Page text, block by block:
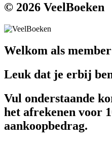
© 2026 VeelBoeken
Welkom als
Leuk dat je erbij
Vul onderstaande
het afrekenen voor
aankoopbedrag.